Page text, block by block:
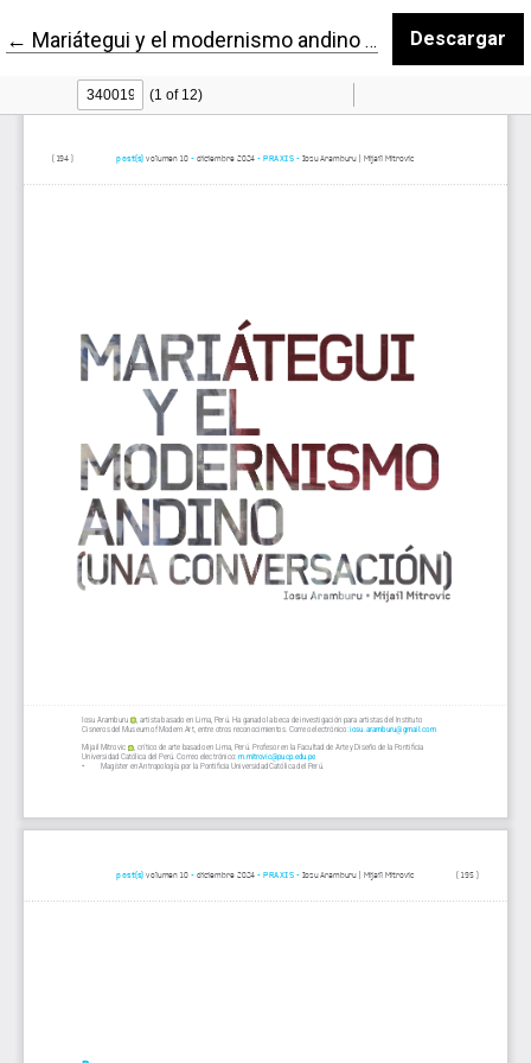
← Volver a los detalles del artículo
Mariátegui y el modernismo andino (Una conversación) Descargar